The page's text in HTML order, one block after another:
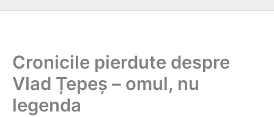
Cronicile pierdute despre
Vlad Țepeș – omul, nu
legenda